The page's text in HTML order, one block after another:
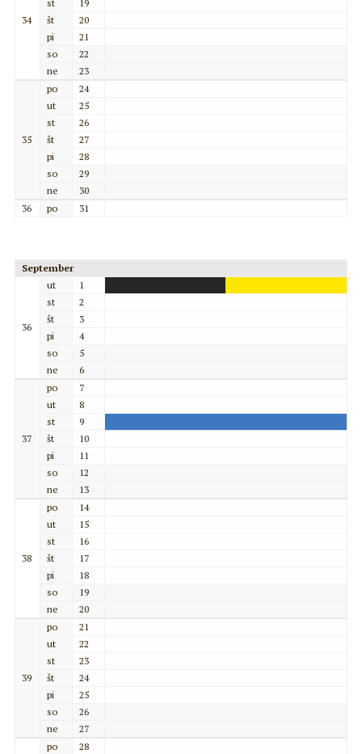
34
st
19
št
20
pi
21
so
22
ne
23
35
po
24
ut
25
st
26
št
27
pi
28
so
29
ne
30
36
po 31
September
36
ut
1
st
2
št
3
pi
4
so
5
ne
6
37
po
7
ut
8
st
9
št
10
pi
11
so
12
ne
13
38
po
14
ut
15
st
16
št
17
pi
18
so
19
ne
20
39
po
21
ut
22
st
23
št
24
pi
25
so
26
ne
27
po
28